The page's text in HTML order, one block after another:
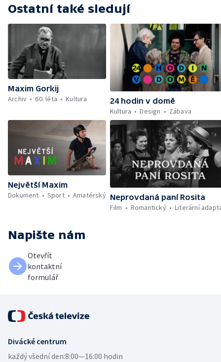
Ostatní také sledují
Maxim Gorkij
Archiv
60. léta Kultura
24 hodin v domě
Kultura
Design Zábava
Největší Maxim
Dokument
Sport Amatérský Neprovdaná paní Rosita
Film
Romantický Literární
Napište nám
Otevřít
kontaktní
formulář
Divácké centrum
každý všední den:8:00—16:00 hodin